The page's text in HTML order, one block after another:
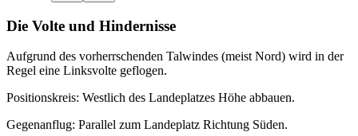
Die Volte und Hindernisse
Aufgrund des vorherrschenden Talwindes (meist Nord) wird in der
Regel eine Linksvolte geflogen.
Positionskreis: Westlich des Landeplatzes Höhe abbauen.
Gegenanflug: Parallel zum Landeplatz Richtung Süden.